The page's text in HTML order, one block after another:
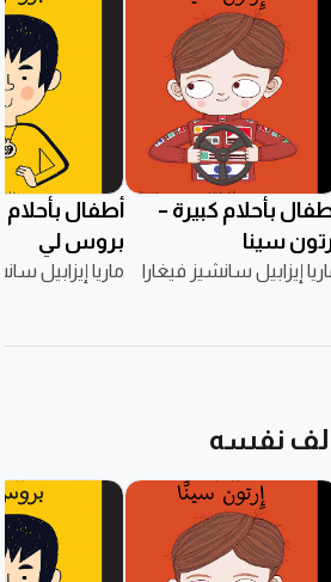
بأحلام كبيرة –
سينا
إيزابيل سانشيز فيغارا
أطفال بأحلام
بروس لي
ماريا إيزابيل
نفسه